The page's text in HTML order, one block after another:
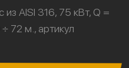
AISI 316, 75 кВт, Q =
72 м., артикул